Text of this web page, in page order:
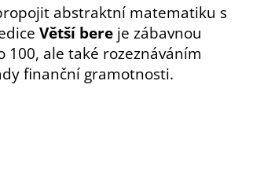
abstraktní matematiku s
Větší bere je zábavnou
ale také rozeznáváním
finanční gramotnosti.